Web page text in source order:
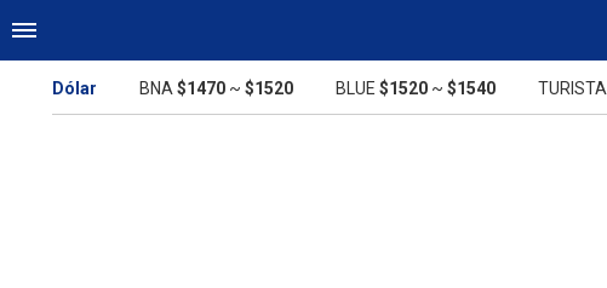
Dólar BNA $1470 ~ $1520 BLUE $1520 ~ $1540 TURISTA